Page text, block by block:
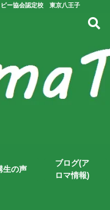
ー協会認定校 東京八王子
生の声
ブログ(ア
ロマ情報)